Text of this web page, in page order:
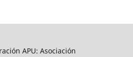
APU: Asociación